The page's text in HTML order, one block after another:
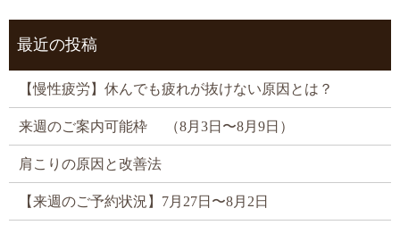
最近の投稿
【慢性疲労】休んでも疲れが抜けない原因とは？
来週のご案内可能枠 （8月3日〜8月9日）
肩こりの原因と改善法
【来週のご予約状況】7月27日〜8月2日